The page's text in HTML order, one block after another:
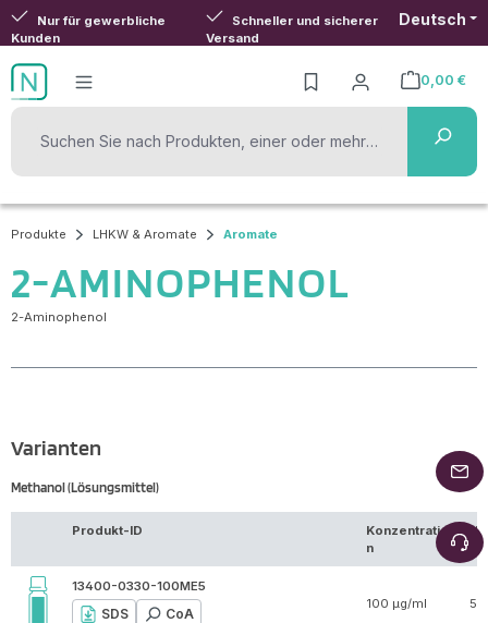
Zum Hauptinhalt springen
Nur für gewerbliche
Kunden
Schneller und sicherer
Versand
Deutsch
0,00 €
Warenkorb
Produkte LHKW & Aromate Aromate
2-AMINOPHENOL
2-Aminophenol
Varianten
Methanol (Lösungsmittel)
Produkt-ID
Konzentratio
n
13400-0330-100ME5
SDS CoA
100 µg/ml 5